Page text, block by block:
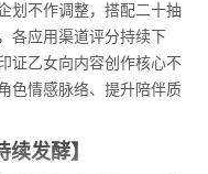
划不作调整，搭配二十抽
各应用渠道评分持续下
证乙女向内容创作核心不
色情感脉络、提升陪伴质
发酵】